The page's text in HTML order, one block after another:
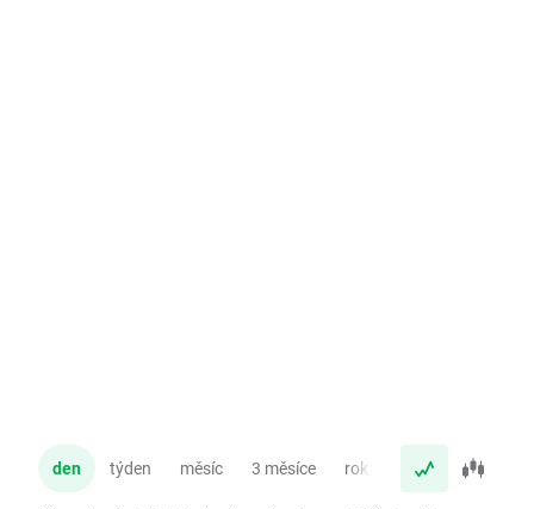
den týden měsíc 3 měsíce rok